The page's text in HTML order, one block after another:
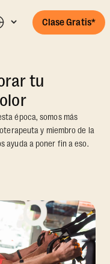
Clase Gratis*
tu
época, somos más
y miembro de la
ayuda a poner fin a eso.